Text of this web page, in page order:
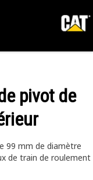
pivot de
99 mm de diamètre
de train de roulement